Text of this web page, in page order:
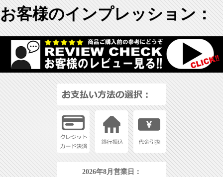
お客様のインプレッション：
2026年8月営業日：